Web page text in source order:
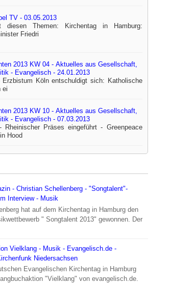
TV - 03.05.2013
diesen Themen: Kirchentag in Hamburg:
Friedri
2013 KW 04 - Aktuelles aus Gesellschaft,
- Evangelisch - 24.01.2013
Erzbistum Köln entschuldigt sich: Katholische
ei
2013 KW 10 - Aktuelles aus Gesellschaft,
- Evangelisch - 07.03.2013
Rheinischer Präses eingeführt - Greenpeace
Hood
- Christian Schellenberg - "Songtalent"-
Interview - Musik
hat auf dem Kirchentag in Hamburg den
" Songtalent 2013" gewonnen. Der
Vielklang - Musik - Evangelisch.de -
Niedersachsen
Evangelischen Kirchentag in Hamburg
"Vielklang" von evangelisch.de.